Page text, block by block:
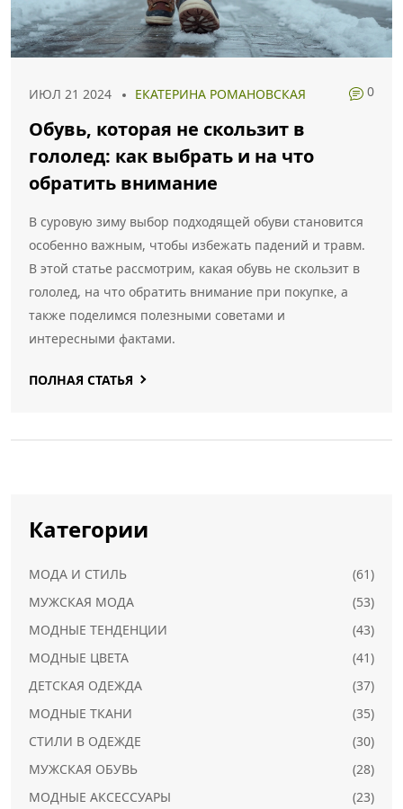
ИЮЛ 21 2024 ЕКАТЕРИНА РОМАНОВСКАЯ 0
Обувь, которая не скользит в
гололед: как выбрать и на что
обратить внимание
В суровую зиму выбор подходящей обуви становится
особенно важным, чтобы избежать падений и травм.
В этой статье рассмотрим, какая обувь не скользит в
гололед, на что обратить внимание при покупке, а
также поделимся полезными советами и
интересными фактами.
ПОЛНАЯ СТАТЬЯ
Категории
МОДА И СТИЛЬ
(61)
МУЖСКАЯ МОДА
(53)
МОДНЫЕ ТЕНДЕНЦИИ
(43)
МОДНЫЕ ЦВЕТА
(41)
ДЕТСКАЯ ОДЕЖДА
(37)
МОДНЫЕ ТКАНИ
(35)
СТИЛИ В ОДЕЖДЕ
(30)
МУЖСКАЯ ОБУВЬ
(28)
МОДНЫЕ АКСЕССУАРЫ
(23)